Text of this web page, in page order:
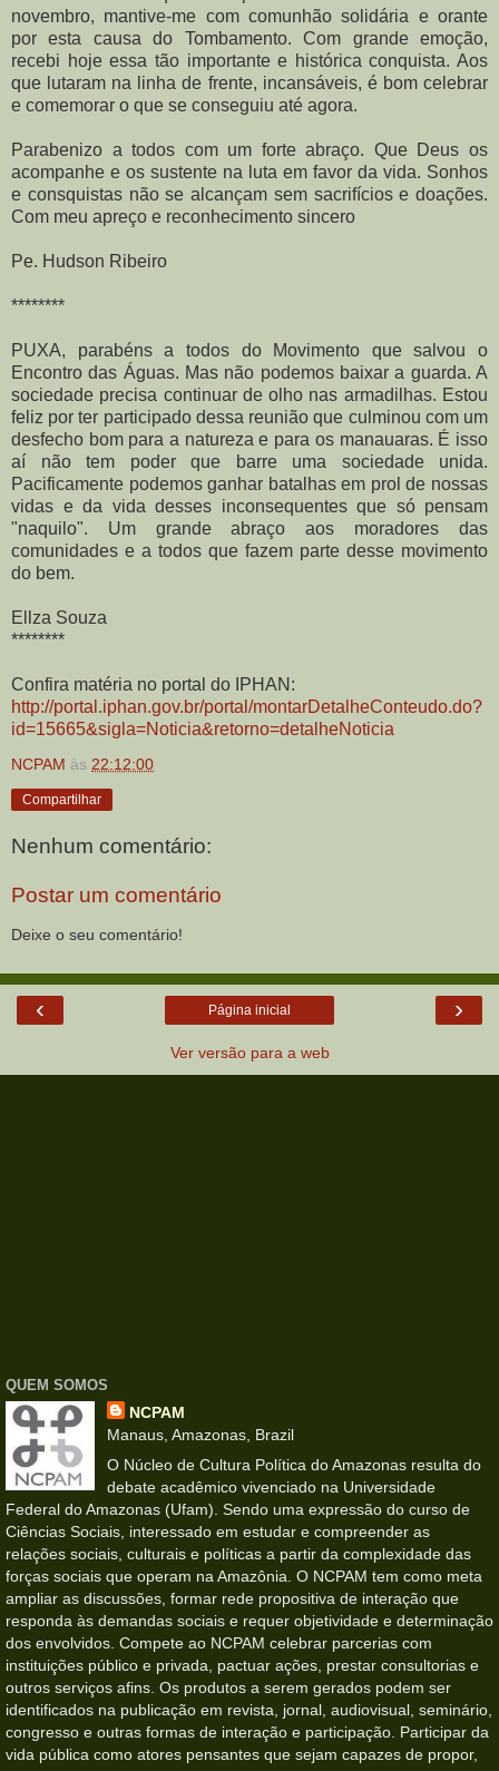
novembro, mantive-me com comunhão solidária e orante
por esta causa do Tombamento. Com grande emoção,
recebi hoje essa tão importante e histórica conquista. Aos
que lutaram na linha de frente, incansáveis, é bom celebrar
e comemorar o que se conseguiu até agora.
Parabenizo a todos com um forte abraço. Que Deus os
acompanhe e os sustente na luta em favor da vida. Sonhos
e consquistas não se alcançam sem sacrifícios e doações.
Com meu apreço e reconhecimento sincero
Pe. Hudson Ribeiro
********
PUXA, parabéns a todos do Movimento que salvou o
Encontro das Águas. Mas não podemos baixar a guarda. A
sociedade precisa continuar de olho nas armadilhas. Estou
feliz por ter participado dessa reunião que culminou com um
desfecho bom para a natureza e para os manauaras. É isso
aí não tem poder que barre uma sociedade unida.
Pacificamente podemos ganhar batalhas em prol de nossas
vidas e da vida desses inconsequentes que só pensam
"naquilo". Um grande abraço aos moradores das
comunidades e a todos que fazem parte desse movimento
do bem.
Ellza Souza
********
Confira matéria no portal do IPHAN:
http://portal.iphan.gov.br/portal/montarDetalheConteudo.do?
id=15665&sigla=Noticia&retorno=detalheNoticia
NCPAM às 22:12:00
Compartilhar
Nenhum comentário:
Postar um comentário
Deixe o seu comentário!
‹ ›
Página inicial
Ver versão para a web
QUEM SOMOS
NCPAM
Manaus, Amazonas, Brazil
O Núcleo de Cultura Política do Amazonas resulta do
debate acadêmico vivenciado na Universidade
Federal do Amazonas (Ufam). Sendo uma expressão do curso de
Ciências Sociais, interessado em estudar e compreender as
relações sociais, culturais e políticas a partir da complexidade das
forças sociais que operam na Amazônia. O NCPAM tem como meta
ampliar as discussões, formar rede propositiva de interação que
responda às demandas sociais e requer objetividade e determinação
dos envolvidos. Compete ao NCPAM celebrar parcerias com
instituições público e privada, pactuar ações, prestar consultorias e
outros serviços afins. Os produtos a serem gerados podem ser
identificados na publicação em revista, jornal, audiovisual, seminário,
congresso e outras formas de interação e participação. Participar da
vida pública como atores pensantes que sejam capazes de propor,